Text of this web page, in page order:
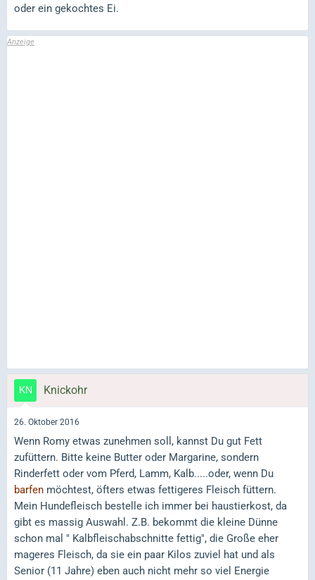
oder ein gekochtes Ei.
Knickohr
26. Oktober 2016
Wenn Romy etwas zunehmen soll, kannst Du gut Fett
zufüttern. Bitte keine Butter oder Margarine, sondern
Rinderfett oder vom Pferd, Lamm, Kalb.....oder, wenn Du
barfen möchtest, öfters etwas fettigeres Fleisch füttern.
Mein Hundefleisch bestelle ich immer bei haustierkost, da
gibt es massig Auswahl. Z.B. bekommt die kleine Dünne
schon mal " Kalbfleischabschnitte fettig", die Große eher
mageres Fleisch, da sie ein paar Kilos zuviel hat und als
Senior (11 Jahre) eben auch nicht mehr so viel Energie